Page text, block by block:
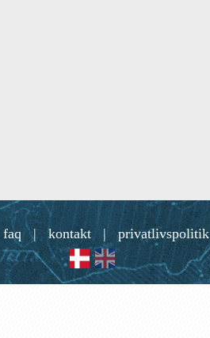
faq | kontakt | privatlivspolitik